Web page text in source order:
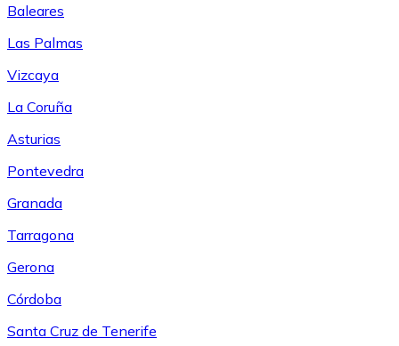
Baleares
Las Palmas
Vizcaya
La Coruña
Asturias
Pontevedra
Granada
Tarragona
Gerona
Córdoba
Santa Cruz de Tenerife